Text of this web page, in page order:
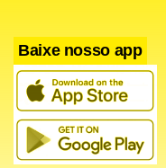
Baixe nosso app